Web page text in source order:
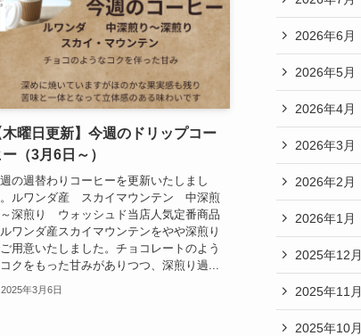
木曜日更新】今週のドリップコー
ー（3月6日～）
の週替わりコーヒーを更新いたしまし
ルワンダ産 スカイマウンテン 中深煎
深煎り ウォッシュド当店人気定番商品
ワンダ産スカイマウンテンをやや深煎り
用意いたしました。チョコレートのよう
クをもった甘みがありつつ、深煎り過...
2025年3月6日
2026年6月
2026年5月
2026年4月
2026年3月
2026年2月
2026年1月
2025年12月
2025年11月
2025年10月